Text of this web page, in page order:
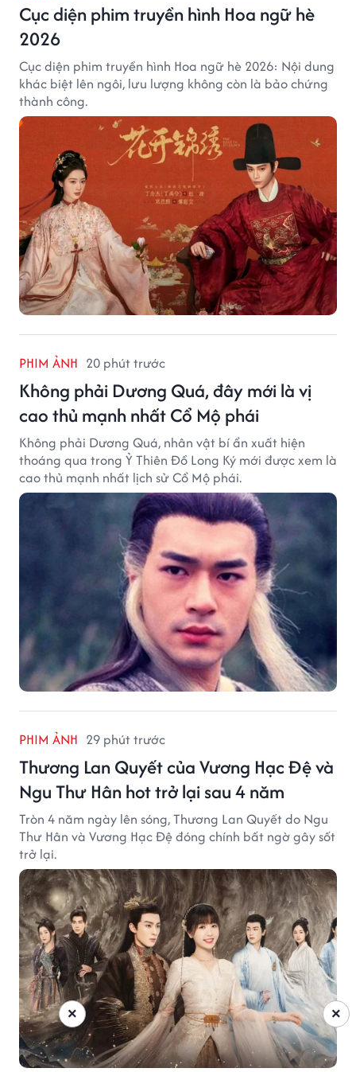
Cục diện phim truyền hình Hoa ngữ hè
2026
Cục diện phim truyền hình Hoa ngữ hè 2026: Nội dung
khác biệt lên ngôi, lưu lượng không còn là bảo chứng
thành công.
PHIM ẢNH 20 phút trước
Không phải Dương Quá, đây mới là vị
cao thủ mạnh nhất Cổ Mộ phái
Không phải Dương Quá, nhân vật bí ẩn xuất hiện
thoáng qua trong Ỷ Thiên Đồ Long Ký mới được xem là
cao thủ mạnh nhất lịch sử Cổ Mộ phái.
PHIM ẢNH 29 phút trước
Thương Lan Quyết của Vương Hạc Đệ và
Ngu Thư Hân hot trở lại sau 4 năm
Tròn 4 năm ngày lên sóng, Thương Lan Quyết do Ngu
Thư Hân và Vương Hạc Đệ đóng chính bất ngờ gây sốt
trở lại.
×
×